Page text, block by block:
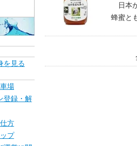
日本
蜂蜜と